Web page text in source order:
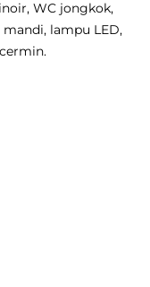
WC jongkok,
lampu LED,